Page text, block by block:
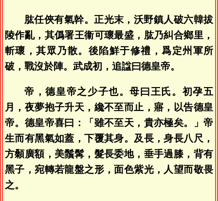
肱任俠有氣幹。正光末，沃野鎮人破六韓拔
陵作亂，其僞署王衞可瓌最盛，肱乃糾合鄉里，
斬瓌，其眾乃散。後陷鮮于修禮，爲定州軍所
破，戰沒於陣。武成初，追諡曰德皇帝。
帝，德皇帝之少子也。母曰王氏。初孕五
月，夜夢抱子升天，纔不至而止，寤，以告德皇
帝。德皇帝喜曰：「雖不至天，貴亦極矣。」帝
生而有黑氣如蓋，下覆其身。及長，身長八尺，
方顙廣額，美鬚髯，髮長委地，垂手過膝，背有
黑子，宛轉若龍盤之形，面色紫光，人望而敬畏
之。